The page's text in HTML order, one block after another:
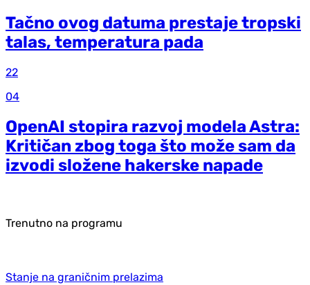
Tačno ovog datuma prestaje tropski
talas, temperatura pada
22
04
OpenAI stopira razvoj modela Astra:
Kritičan zbog toga što može sam da
izvodi složene hakerske napade
Trenutno na programu
Stanje na graničnim prelazima